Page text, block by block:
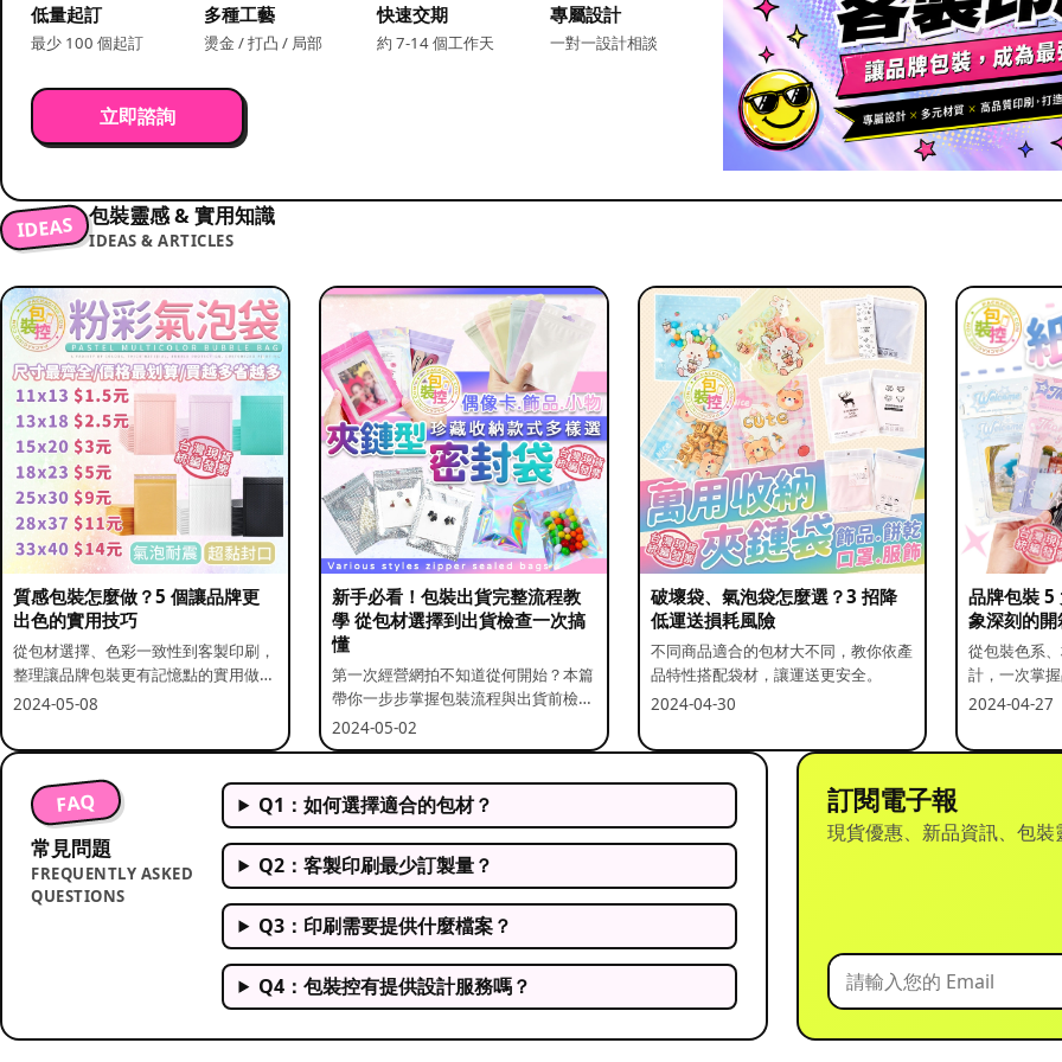
低量起訂
最少 100 個起訂
多種工藝
燙金 / 打凸 / 局部
快速交期
約 7-14 個工作天
專屬設計
一對一設計相談
立即諮詢
IDEAS 包裝靈感 & 實用知識
IDEAS & ARTICLES
質感包裝怎麼做？5 個讓品牌更
出色的實用技巧
從包材選擇、色彩一致性到客製印刷，
整理讓品牌包裝更有記憶點的實用做
法。
2024-05-08
新手必看！包裝出貨完整流程教
學 從包材選擇到出貨檢查一次搞
懂
第一次經營網拍不知道從何開始？本篇
帶你一步步掌握包裝流程與出貨前檢查
重點。
2024-05-02
破壞袋、氣泡袋怎麼選？3 招降
低運送損耗風險
不同商品適合的包材大不同，教你依產
品特性搭配袋材，讓運送更安全。
2024-04-30
品牌包裝 5
象深刻的
從包裝色系
計，一次掌
2024-04-27
FAQ
常見問題
FREQUENTLY ASKED
QUESTIONS
Q1：如何選擇適合的包材？
Q2：客製印刷最少訂製量？
Q3：印刷需要提供什麼檔案？
Q4：包裝控有提供設計服務嗎？
訂閱電子報
現貨優惠、新品資訊、包裝